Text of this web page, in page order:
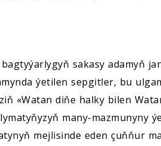
sakasy adamyň
ýetilen sepgitler, bu
«Watan diňe halky bilen
many-mazmunyny
mejlisinde eden çuňňur